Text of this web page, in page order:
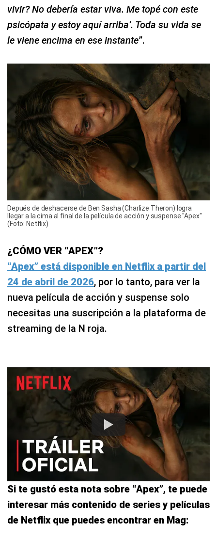
vivir? No debería estar viva. Me topé con este
psicópata y estoy aquí arriba’. Toda su vida se
le viene encima en ese instante”.
Depués de deshacerse de Ben Sasha (Charlize Theron) logra
llegar a la cima al final de la película de acción y suspense "Apex"
(Foto: Netflix)
¿CÓMO VER “APEX”?
“Apex” está disponible en Netflix a partir del
24 de abril de 2026, por lo tanto, para ver la
nueva película de acción y suspense solo
necesitas una suscripción a la plataforma de
streaming de la N roja.
Si te gustó esta nota sobre “Apex”, te puede
interesar más contenido de series y películas
de Netflix que puedes encontrar en Mag: